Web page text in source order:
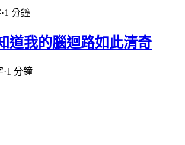
·1 分鐘
道我的腦迴路如此清奇
·1 分鐘